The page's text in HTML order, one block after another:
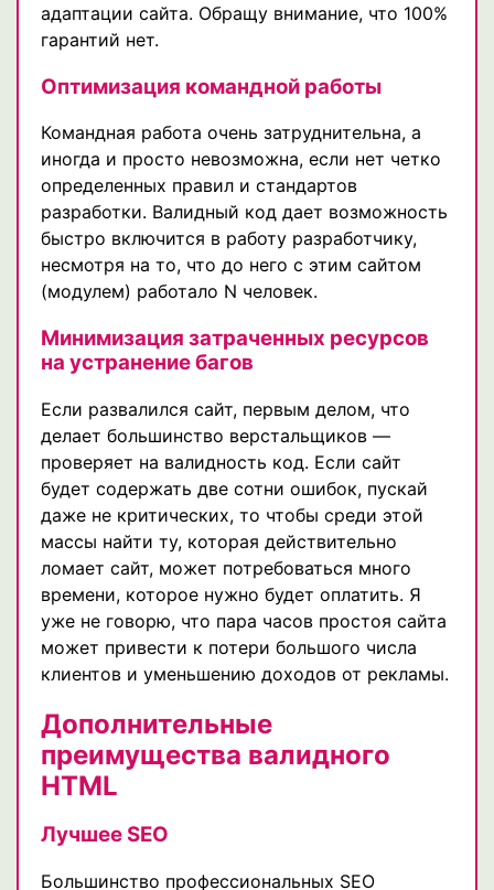
адаптации сайта. Обращу внимание, что 100%
гарантий нет.
Оптимизация командной работы
Командная работа очень затруднительна, а
иногда и просто невозможна, если нет четко
определенных правил и стандартов
разработки. Валидный код дает возможность
быстро включится в работу разработчику,
несмотря на то, что до него с этим сайтом
(модулем) работало N человек.
Минимизация затраченных ресурсов
на устранение багов
Если развалился сайт, первым делом, что
делает большинство верстальщиков —
проверяет на валидность код. Если сайт
будет содержать две сотни ошибок, пускай
даже не критических, то чтобы среди этой
массы найти ту, которая действительно
ломает сайт, может потребоваться много
времени, которое нужно будет оплатить. Я
уже не говорю, что пара часов простоя сайта
может привести к потери большого числа
клиентов и уменьшению доходов от рекламы.
Дополнительные
преимущества валидного
HTML
Лучшее SEO
Большинство профессиональных SEO